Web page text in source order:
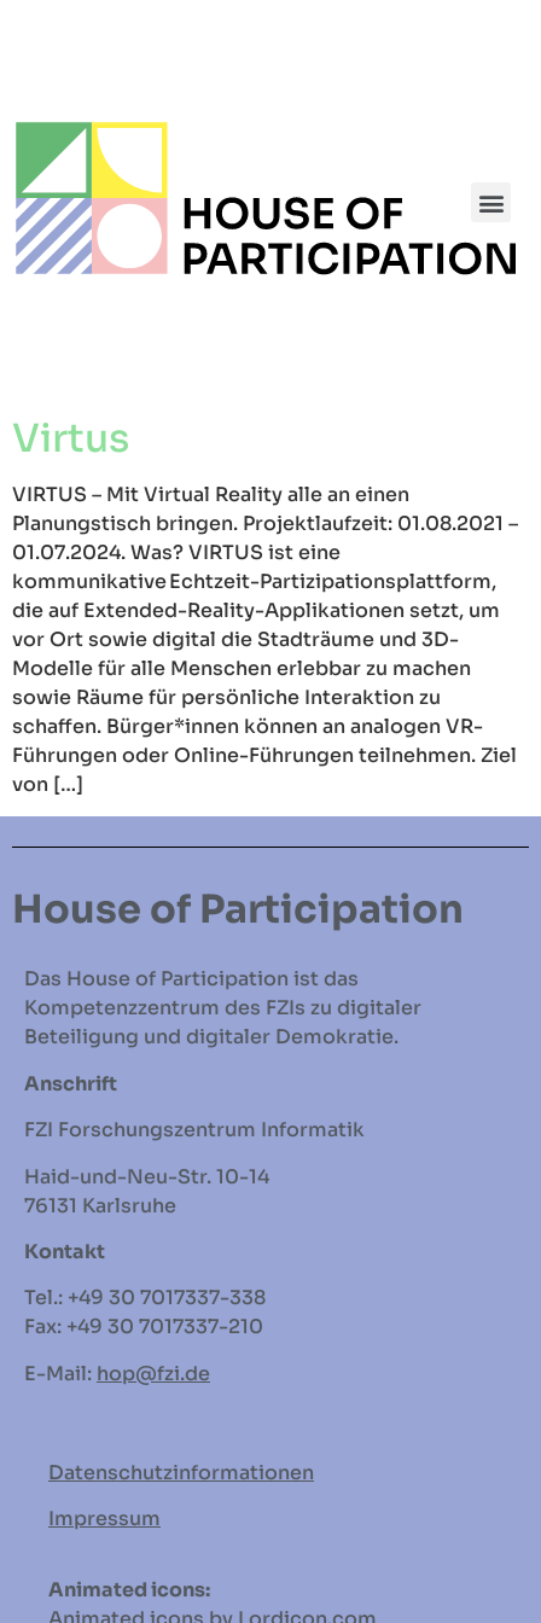
Virtus
VIRTUS – Mit Virtual Reality alle an einen
Planungstisch bringen. Projektlaufzeit: 01.08.2021 –
01.07.2024. Was? VIRTUS ist eine
kommunikative Echtzeit-Partizipationsplattform,
die auf Extended-Reality-Applikationen setzt, um
vor Ort sowie digital die Stadträume und 3D-
Modelle für alle Menschen erlebbar zu machen
sowie Räume für persönliche Interaktion zu
schaffen. Bürger*innen können an analogen VR-
Führungen oder Online-Führungen teilnehmen. Ziel
von […]
House of Participation
Das House of Participation ist das
Kompetenzzentrum des FZIs zu digitaler
Beteiligung und digitaler Demokratie.
Anschrift
FZI Forschungszentrum Informatik
Haid-und-Neu-Str. 10-14
76131 Karlsruhe
Kontakt
Tel.: +49 30 7017337-338
Fax: +49 30 7017337-210
E-Mail: hop@fzi.de
Datenschutzinformationen
Impressum
Animated icons: